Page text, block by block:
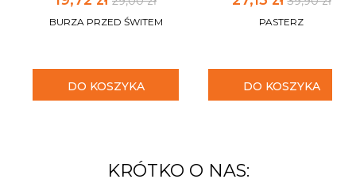
BURZA PRZED ŚWITEM
DO KOSZYKA
PASTERZ
DO KOSZYKA
KRÓTKO O NAS: